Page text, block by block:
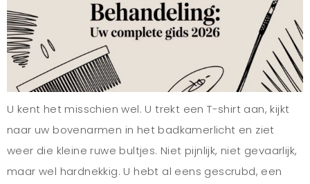
U kent het misschien wel. U trekt een T-shirt aan, kijkt
naar uw bovenarmen in het badkamerlicht en ziet
weer die kleine ruwe bultjes. Niet pijnlijk, niet gevaarlijk,
maar wel hardnekkig. U hebt al eens gescrubd, een